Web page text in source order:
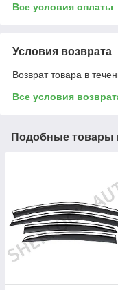
Все условия оплаты
Условия возврата
Возврат товара в
Все условия
Подобные товары